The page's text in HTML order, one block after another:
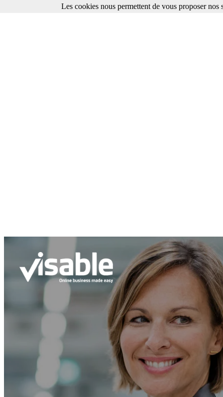
Les cookies nous permettent de vous proposer